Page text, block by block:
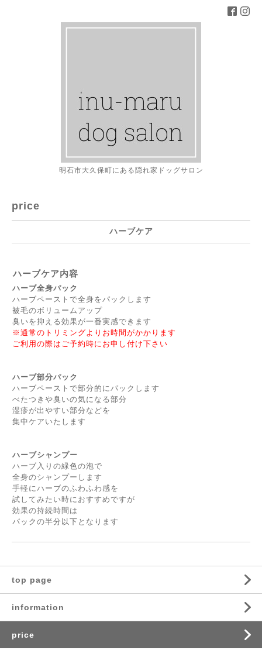
明石市大久保町にある隠れ家ドッグサロン
price
ハーブケア
ハーブケア内容
ハーブ全身パック
ハーブペーストで全身をパックします
被毛のボリュームアップ
臭いを抑える効果が一番実感できます
※通常のトリミングよりお時間がかかります
ご利用の際はご予約時にお申し付け下さい
ハーブ部分パック
ハーブペーストで部分的にパックします
べたつきや臭いの気になる部分
湿疹が出やすい部分などを
集中ケアいたします
ハーブシャンプー
ハーブ入りの緑色の泡で
全身のシャンプーします
手軽にハーブのふわふわ感を
試してみたい時におすすめですが
効果の持続時間は
パックの半分以下となります
top page
information
price